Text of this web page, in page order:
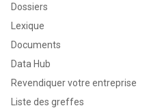
Dossiers
Lexique
Documents
Data Hub
Revendiquer votre entreprise
Liste des greffes